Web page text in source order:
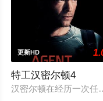
更新HD
特工汉密尔顿4
汉密尔顿在经历一次